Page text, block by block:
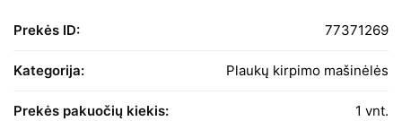
Prekės ID: 77371269
Kategorija: Plaukų kirpimo mašinėlės
Prekės pakuočių kiekis: 1 vnt.